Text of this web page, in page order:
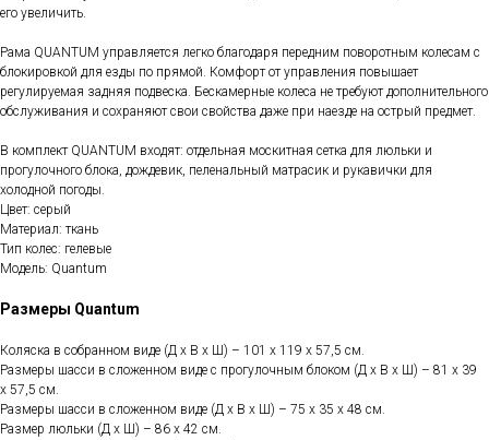
его увеличить.
Рама QUANTUM управляется легко благодаря передним поворотным колесам с
блокировкой для езды по прямой. Комфорт от управления повышает
регулируемая задняя подвеска. Бескамерные колеса не требуют дополнительного
обслуживания и сохраняют свои свойства даже при наезде на острый предмет.
В комплект QUANTUM входят: отдельная москитная сетка для люльки и
прогулочного блока, дождевик, пеленальный матрасик и рукавички для
холодной погоды.
Цвет: серый
Материал: ткань
Тип колес: гелевые
Модель: Quantum
Размеры Quantum
Коляска в собранном виде (Д х В х Ш) – 101 х 119 х 57,5 см.
Размеры шасси в сложенном виде с прогулочным блоком (Д х В х Ш) – 81 х 39
х 57,5 см.
Размеры шасси в сложенном виде (Д х В х Ш) – 75 х 35 х 48 см.
Размер люльки (Д х Ш) – 86 х 42 см.